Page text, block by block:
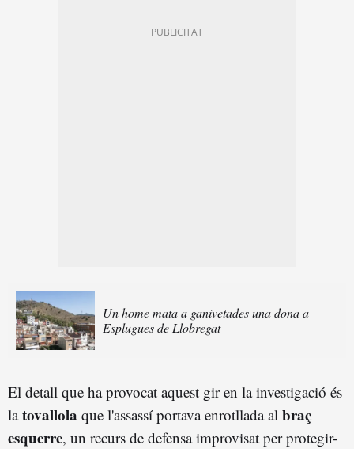
Un home mata a ganivetades una dona a
Esplugues de Llobregat
El detall que ha provocat aquest gir en la investigació és
latovallola que l'assassí portava enrotllada al braç
esquerre, un recurs de defensa improvisat per protegir-